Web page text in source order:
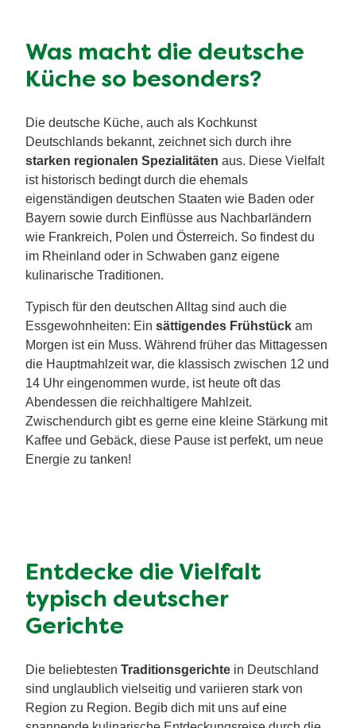
Was macht die deutsche
Küche so besonders?
Die deutsche Küche, auch als Kochkunst
Deutschlands bekannt, zeichnet sich durch ihre
starken regionalen Spezialitäten aus. Diese Vielfalt
ist historisch bedingt durch die ehemals
eigenständigen deutschen Staaten wie Baden oder
Bayern sowie durch Einflüsse aus Nachbarländern
wie Frankreich, Polen und Österreich. So findest du
im Rheinland oder in Schwaben ganz eigene
kulinarische Traditionen.
Typisch für den deutschen Alltag sind auch die
Essgewohnheiten: Ein sättigendes Frühstück am
Morgen ist ein Muss. Während früher das Mittagessen
die Hauptmahlzeit war, die klassisch zwischen 12 und
14 Uhr eingenommen wurde, ist heute oft das
Abendessen die reichhaltigere Mahlzeit.
Zwischendurch gibt es gerne eine kleine Stärkung mit
Kaffee und Gebäck, diese Pause ist perfekt, um neue
Energie zu tanken!
Entdecke die Vielfalt
typisch deutscher
Gerichte
Die beliebtesten Traditionsgerichte in Deutschland
sind unglaublich vielseitig und variieren stark von
Region zu Region. Begib dich mit uns auf eine